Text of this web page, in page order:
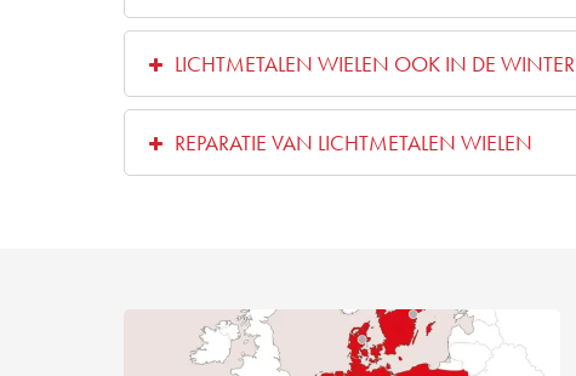
LICHTMETALEN WIELEN OOK IN DE WINTER
REPARATIE VAN LICHTMETALEN WIELEN